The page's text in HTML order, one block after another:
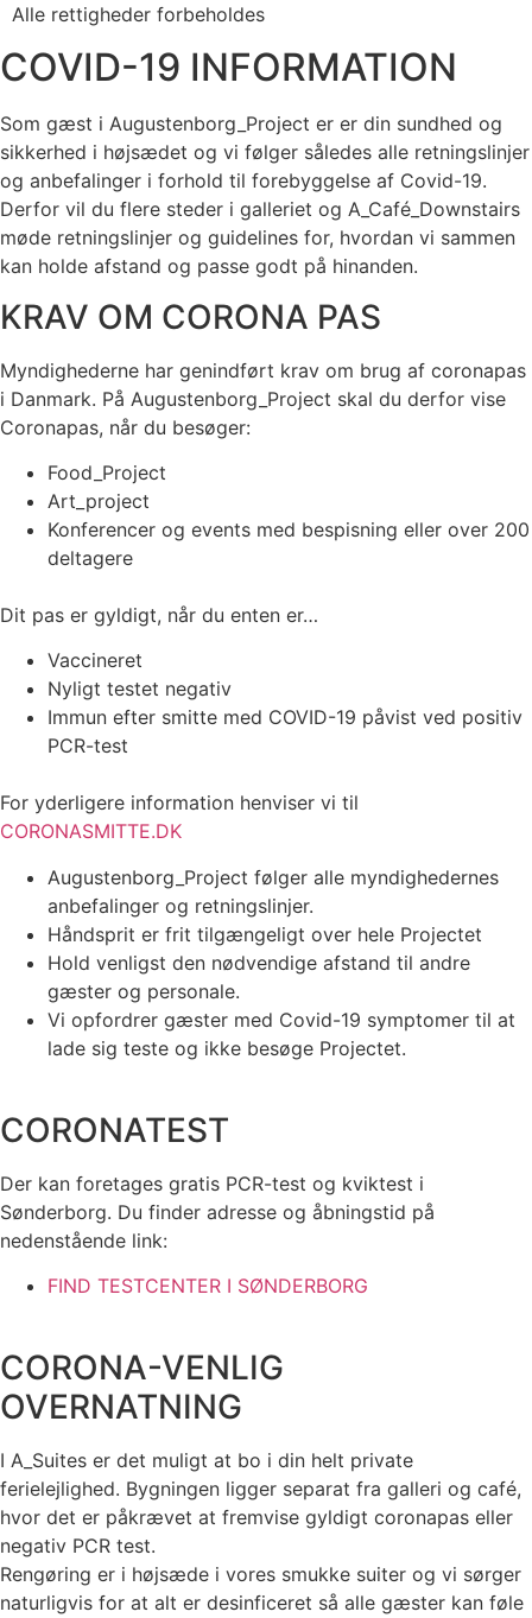
Alle rettigheder forbeholdes
COVID-19 INFORMATION
Som gæst i Augustenborg_Project er er din sundhed og
sikkerhed i højsædet og vi følger således alle retningslinjer
og anbefalinger i forhold til forebyggelse af Covid-19.
Derfor vil du flere steder i galleriet og A_Café_Downstairs
møde retningslinjer og guidelines for, hvordan vi sammen
kan holde afstand og passe godt på hinanden.
KRAV OM CORONA PAS
Myndighederne har genindført krav om brug af coronapas
i Danmark. På Augustenborg_Project skal du derfor vise
Coronapas, når du besøger:
Food_Project
Art_project
Konferencer og events med bespisning eller over 200
deltagere
Dit pas er gyldigt, når du enten er…
Vaccineret
Nyligt testet negativ
Immun efter smitte med COVID-19 påvist ved positiv
PCR-test
For yderligere information henviser vi til
CORONASMITTE.DK
Augustenborg_Project følger alle myndighedernes
anbefalinger og retningslinjer.
Håndsprit er frit tilgængeligt over hele Projectet
Hold venligst den nødvendige afstand til andre
gæster og personale.
Vi opfordrer gæster med Covid-19 symptomer til at
lade sig teste og ikke besøge Projectet.
CORONATEST
Der kan foretages gratis PCR-test og kviktest i
Sønderborg. Du finder adresse og åbningstid på
nedenstående link:
FIND TESTCENTER I SØNDERBORG
CORONA-VENLIG
OVERNATNING
I A_Suites er det muligt at bo i din helt private
ferielejlighed. Bygningen ligger separat fra galleri og café,
hvor det er påkrævet at fremvise gyldigt coronapas eller
negativ PCR test.
Rengøring er i højsæde i vores smukke suiter og vi sørger
naturligvis for at alt er desinficeret så alle gæster kan føle